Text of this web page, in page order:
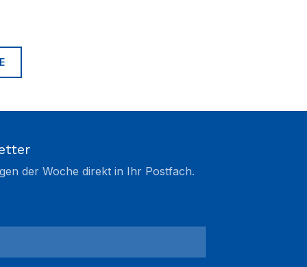
der Woche direkt in Ihr Postfach.